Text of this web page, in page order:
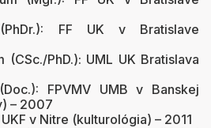
FF UK v Bratislave
(CSc./PhD.): UML UK Bratislava
FPVMV UMB v Banskej
– 2007
v Nitre (kulturológia) – 2011